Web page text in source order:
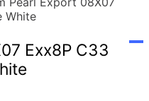
White
Exx8P C33